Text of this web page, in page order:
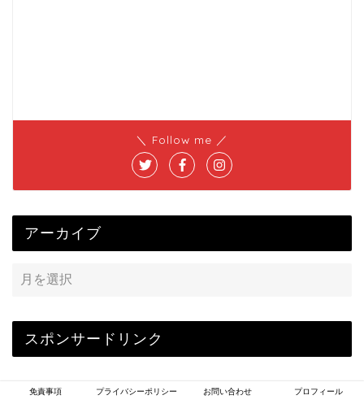
＼ Follow me ／
アーカイブ
スポンサードリンク
免責事項 プライバシーポリシー お問い合わせ プロフィール